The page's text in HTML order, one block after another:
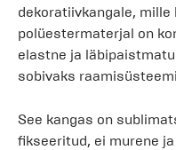
dekoratiivkangale, mille
polüestermaterjal on
elastne ja
sobivaks
See kangas on
fikseeritud, ei murene